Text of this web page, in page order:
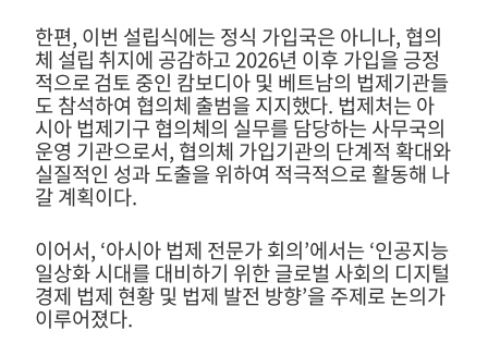
한편, 이번 설립식에는 정식 가입국은 아니나, 협의
체 설립 취지에 공감하고2026년 이후 가입을긍정
적으로 검토 중인 캄보디아 및 베트남의 법제기관들
도 참석하여 협의체 출범을 지지했다. 법제처는 아
시아 법제기구 협의체의 실무를 담당하는 사무국의
운영 기관으로서, 협의체 가입기관의 단계적 확대와
실질적인 성과 도출을 위하여 적극적으로 활동해 나
갈 계획이다.
이어서, ‘아시아 법제 전문가 회의’에서는 ‘인공지능
일상화 시대를 대비하기 위한 글로벌 사회의 디지털
경제 법제 현황 및 법제 발전 방향’을 주제로 논의가
이루어졌다.